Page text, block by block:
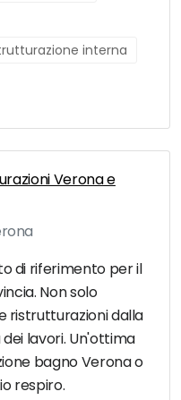
interna
Verona e
di riferimento per il
Non solo
ristrutturazioni dalla
lavori. Un'ottima
bagno Verona o
respiro.